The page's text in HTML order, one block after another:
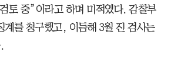
토 중”이라고 하며 미적였다. 감찰부
계를 청구했고, 이듬해 3월 진 검사는